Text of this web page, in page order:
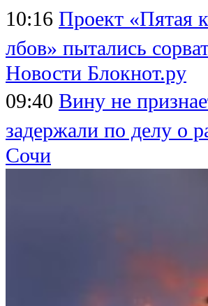
10:16 Проект «Пятая
лбов» пытались
Новости Блокнот.ру
09:40 Вину не
задержали по делу о
Сочи